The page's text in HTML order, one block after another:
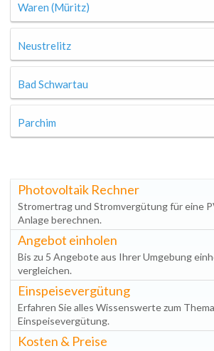
Waren (Müritz)
Neustrelitz
Bad Schwartau
Parchim
Photovoltaik Rechner
Stromertrag und Stromvergütung für eine
Anlage berechnen.
Angebot einholen
Bis zu 5 Angebote aus Ihrer Umgebung
vergleichen.
Einspeisevergütung
Erfahren Sie alles Wissenswerte zum Thema
Einspeisevergütung.
Kosten & Preise